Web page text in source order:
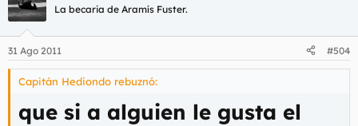
La becaria de Aramís Fuster.
31 Ago 2011 #504
Capitán Hediondo rebuznó:
que si a alguien le gusta el